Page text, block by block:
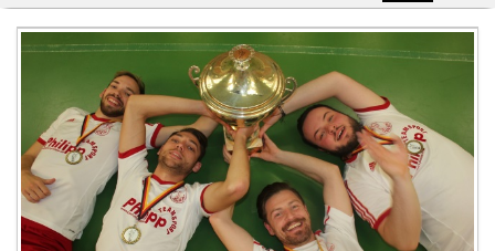
Training
Kontakt
Links
Impressum